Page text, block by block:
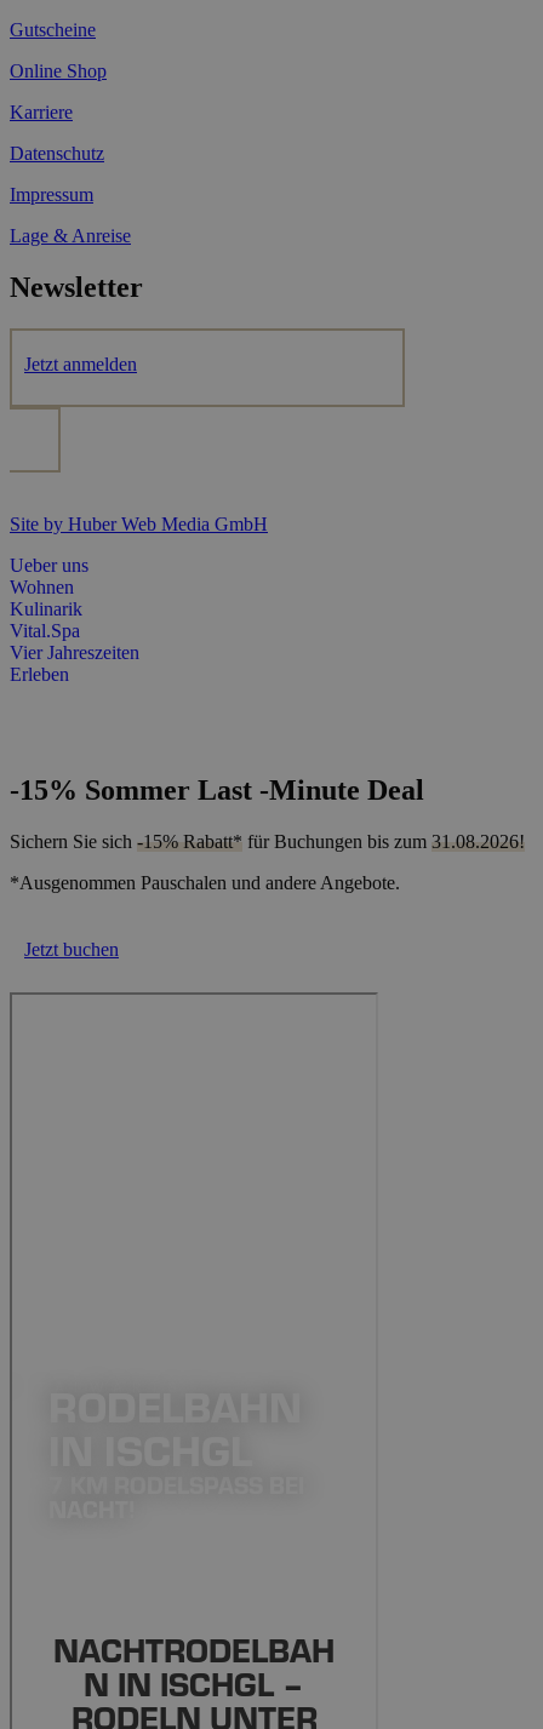
Gutscheine
Online Shop
Karriere
Datenschutz
Impressum
Lage & Anreise
Newsletter
Jetzt anmelden
Site by Huber Web Media GmbH
Ueber uns
Wohnen
Kulinarik
Vital.Spa
Vier Jahreszeiten
Erleben
-15% Sommer Last -Minute Deal
Sichern Sie sich -15% Rabatt* für Buchungen bis zum 31.08.2026!
*Ausgenommen Pauschalen und andere Angebote.
Jetzt buchen